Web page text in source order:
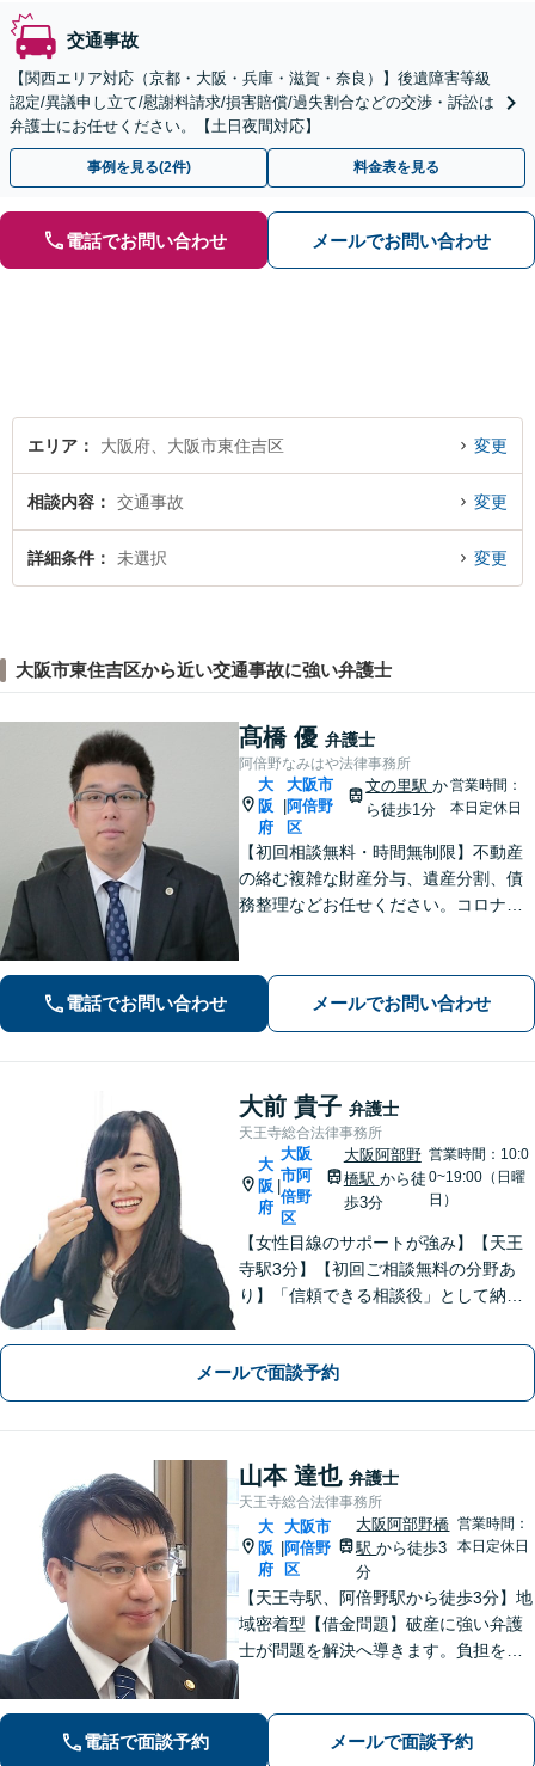
交通事故
【関西エリア対応（京都・大阪・兵庫・滋賀・奈良）】後遺障害等級
認定/異議申し立て/慰謝料請求/損害賠償/過失割合などの交渉・訴訟は
弁護士にお任せください。【土日夜間対応】
事例を見る(2件) 料金表を見る
電話でお問い合わせ メールでお問い合わせ
エリア 大阪府、大阪市東住吉区 変更
相談内容 交通事故 変更
詳細条件 未選択 変更
大阪市東住吉区から近い交通事故に強い弁護士
髙橋 優 弁護士
阿倍野なみはや法律事務所
大
阪
府
大阪市
阿倍野
区
文の里駅か
ら徒歩1分
営業時間：
本日定休日
【初回相談無料・時間無制限】不動産
の絡む複雑な財産分与、遺産分割、債
務整理などお任せください。コロナ禍
添い、皆さまが安心して暮らせるよ
う、全力でお守りします。
電話でお問い合わせ メールでお問い合わせ
大前 貴子 弁護士
天王寺総合法律事務所
大
阪
府
大阪
市阿
倍野
区
大阪阿部野
橋駅 から徒
歩3分
営業時間：10:0
0~19:00（日曜
日）
【女性目線のサポートが強み】【天王
寺駅3分】【初回ご相談無料の分野あ
り】「信頼できる相談役」として納得
問題】安心して相談できる環境・関係
づくりを心がけます【借金・債務整
理】経済状況に応じて適切な解決策を
ご提案します
メールで面談予約
山本 達也 弁護士
天王寺総合法律事務所
大
阪
府
大阪市
阿倍野
区
大阪阿部野橋
駅から徒歩3
分
営業時間：
本日定休日
【天王寺駅、阿倍野駅から徒歩3分】地
域密着型【借金問題】破産に強い弁護
士が問題を解決へ導きます。負担を減
停、熟年離婚に対応。お一人で悩まず
ご相談ください。【夜間休日対応可】
電話で面談予約 メールで面談予約